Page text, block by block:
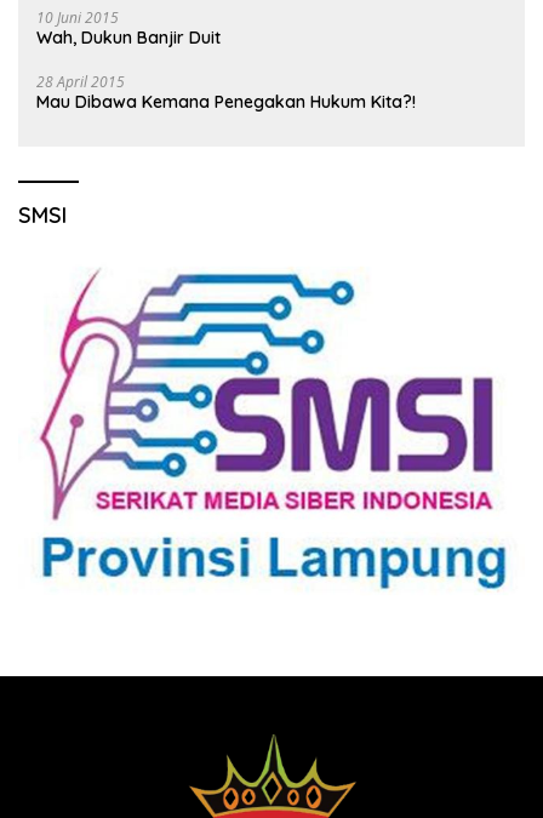
10 Juni 2015
Wah, Dukun Banjir Duit
28 April 2015
Mau Dibawa Kemana Penegakan Hukum Kita?!
SMSI